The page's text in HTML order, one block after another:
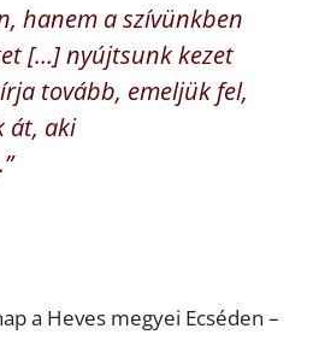
hanem a szívünkben
[…] nyújtsunk kezet
tovább, emeljük fel,
át, aki
a Heves megyei Ecséden –